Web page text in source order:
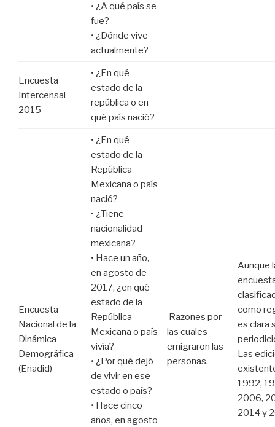
• ¿A qué país se
fue?
• ¿Dónde vive
actualmente?
Encuesta
Intercensal
2015
• ¿En qué
estado de la
república o en
qué país nació?
Encuesta
Nacional de la
Dinámica
Demográfica
(Enadid)
• ¿En qué
estado de la
República
Mexicana o país
nació?
• ¿Tiene
nacionalidad
mexicana?
• Hace un año,
en agosto de
2017, ¿en qué
estado de la
República
Mexicana o país
vivía?
• ¿Por qué dejó
de vivir en ese
estado o país?
• Hace cinco
años, en agosto
Razones por
las cuales
emigraron las
personas.
Aunque
como
es clara
Las
1992,
2006,
2014 y